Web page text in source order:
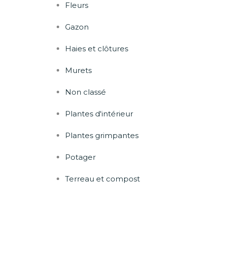
Fleurs
Gazon
Haies et clôtures
Murets
Non classé
Plantes d'intérieur
Plantes grimpantes
Potager
Terreau et compost